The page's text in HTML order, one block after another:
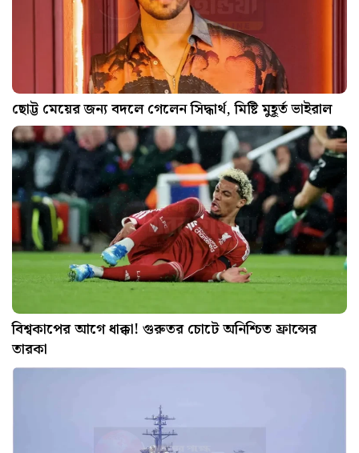
ছোট্ট মেয়ের জন্য বদলে গেলেন সিদ্ধার্থ, মিষ্টি মুহূর্ত ভাইরাল
বিশ্বকাপের আগে ধাক্কা! গুরুতর চোটে অনিশ্চিত ফ্রান্সের
তারকা